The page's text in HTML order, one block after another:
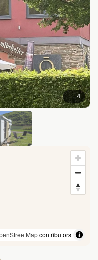
4
contributors